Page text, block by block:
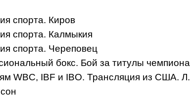
спорта. Киров
спорта. Калмыкия
спорта. Череповец
бокс. Бой за титулы чемпиона
WBC, IBF и IBO. Трансляция из США. Л.